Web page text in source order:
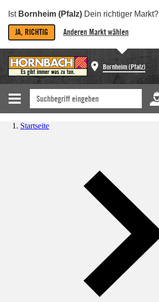
Ist Bornheim (Pfalz) Dein richtiger Markt?
JA, RICHTIG Anderen Markt wählen
Bornheim (Pfalz)
Startseite